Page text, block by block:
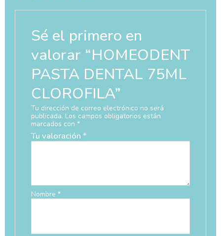
Sé el primero en
valorar “HOMEODENT
PASTA DENTAL 75ML
CLOROFILA”
Tu dirección de correo electrónico no será
publicada. Los campos obligatorios están
marcados con *
Tu valoración *
Nombre *